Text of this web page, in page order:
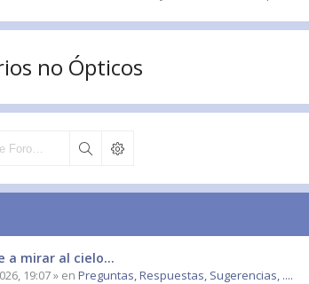
no Ópticos
a mirar al cielo...
19:07 » en Preguntas, Respuestas, Sugerencias, ....